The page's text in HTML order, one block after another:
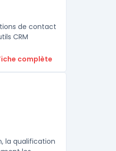
de contact
CRM
complète
la qualification